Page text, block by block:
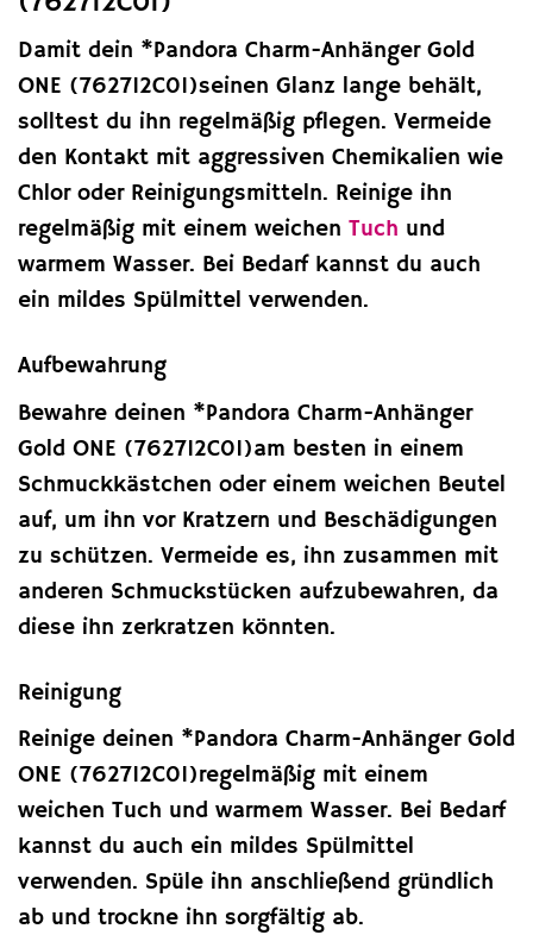
Damit dein *Pandora Charm-Anhänger Gold
ONE (762712C01)seinen Glanz lange behält,
solltest du ihn regelmäßig pflegen. Vermeide
den Kontakt mit aggressiven Chemikalien wie
Chlor oder Reinigungsmitteln. Reinige ihn
regelmäßig mit einem weichen Tuch und
warmem Wasser. Bei Bedarf kannst du auch
ein mildes Spülmittel verwenden.
Aufbewahrung
Bewahre deinen *Pandora Charm-Anhänger
Gold ONE (762712C01)am besten in einem
Schmuckkästchen oder einem weichen Beutel
auf, um ihn vor Kratzern und Beschädigungen
zu schützen. Vermeide es, ihn zusammen mit
anderen Schmuckstücken aufzubewahren, da
diese ihn zerkratzen könnten.
Reinigung
Reinige deinen *Pandora Charm-Anhänger Gold
ONE (762712C01)regelmäßig mit einem
weichen Tuch und warmem Wasser. Bei Bedarf
kannst du auch ein mildes Spülmittel
verwenden. Spüle ihn anschließend gründlich
ab und trockne ihn sorgfältig ab.